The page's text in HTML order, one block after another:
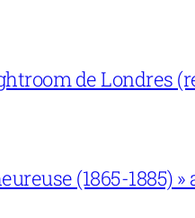
de Londres
(1865-1885) »